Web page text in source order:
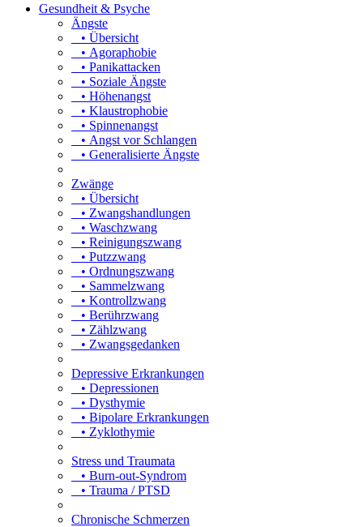
Gesundheit & Psyche
Ängste
• Übersicht
• Agoraphobie
• Panikattacken
• Soziale Ängste
• Höhenangst
• Klaustrophobie
• Spinnenangst
• Angst vor Schlangen
• Generalisierte Ängste
Zwänge
• Übersicht
• Zwangshandlungen
• Waschzwang
• Reinigungszwang
• Putzzwang
• Ordnungszwang
• Sammelzwang
• Kontrollzwang
• Berührzwang
• Zählzwang
• Zwangsgedanken
Depressive Erkrankungen
• Depressionen
• Dysthymie
• Bipolare Erkrankungen
• Zyklothymie
Stress und Traumata
• Burn-out-Syndrom
• Trauma / PTSD
Chronische Schmerzen